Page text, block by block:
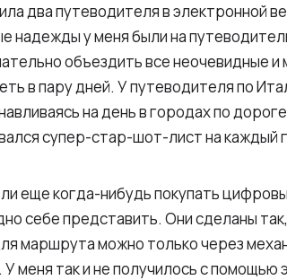
два путеводителя в электронной
надежды у меня были на
объездить все неочевидные
в пару дней. У путеводителя по
на день в городах по
супер-стар-шот-лист на каждый
еще когда-нибудь покупать
себе представить. Они сделаны
маршрута можно только через
меня так и не получилось с помощью